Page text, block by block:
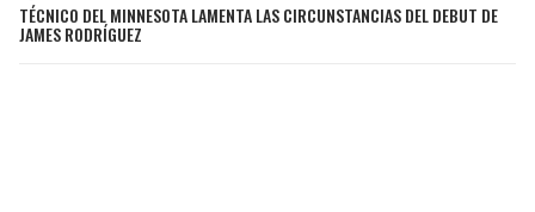
TÉCNICO DEL MINNESOTA LAMENTA LAS CIRCUNSTANCIAS DEL DEBUT DE
JAMES RODRÍGUEZ